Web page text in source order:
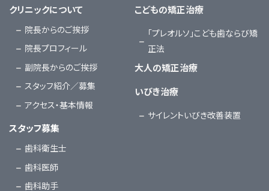
クリニックについて
院長からのご挨拶
院長プロフィール
副院長からのご挨拶
スタッフ紹介／募集
アクセス・基本情報
スタッフ募集
歯科衛生士
歯科医師
歯科助手
こどもの矯正治療
「プレオルソ」こども歯ならび矯
正法
大人の矯正治療
いびき治療
サイレントいびき改善装置